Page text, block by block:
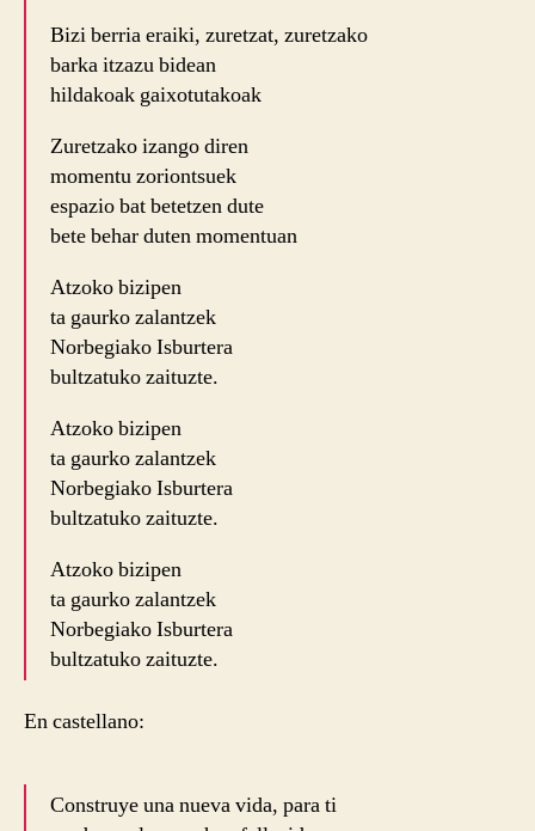
Bizi berria eraiki, zuretzat, zuretzako
barka itzazu bidean
hildakoak gaixotutakoak
Zuretzako izango diren
momentu zoriontsuek
espazio bat betetzen dute
bete behar duten momentuan
Atzoko bizipen
ta gaurko zalantzek
Norbegiako Isburtera
bultzatuko zaituzte.
Atzoko bizipen
ta gaurko zalantzek
Norbegiako Isburtera
bultzatuko zaituzte.
Atzoko bizipen
ta gaurko zalantzek
Norbegiako Isburtera
bultzatuko zaituzte.
En castellano:
Construye una nueva vida, para ti